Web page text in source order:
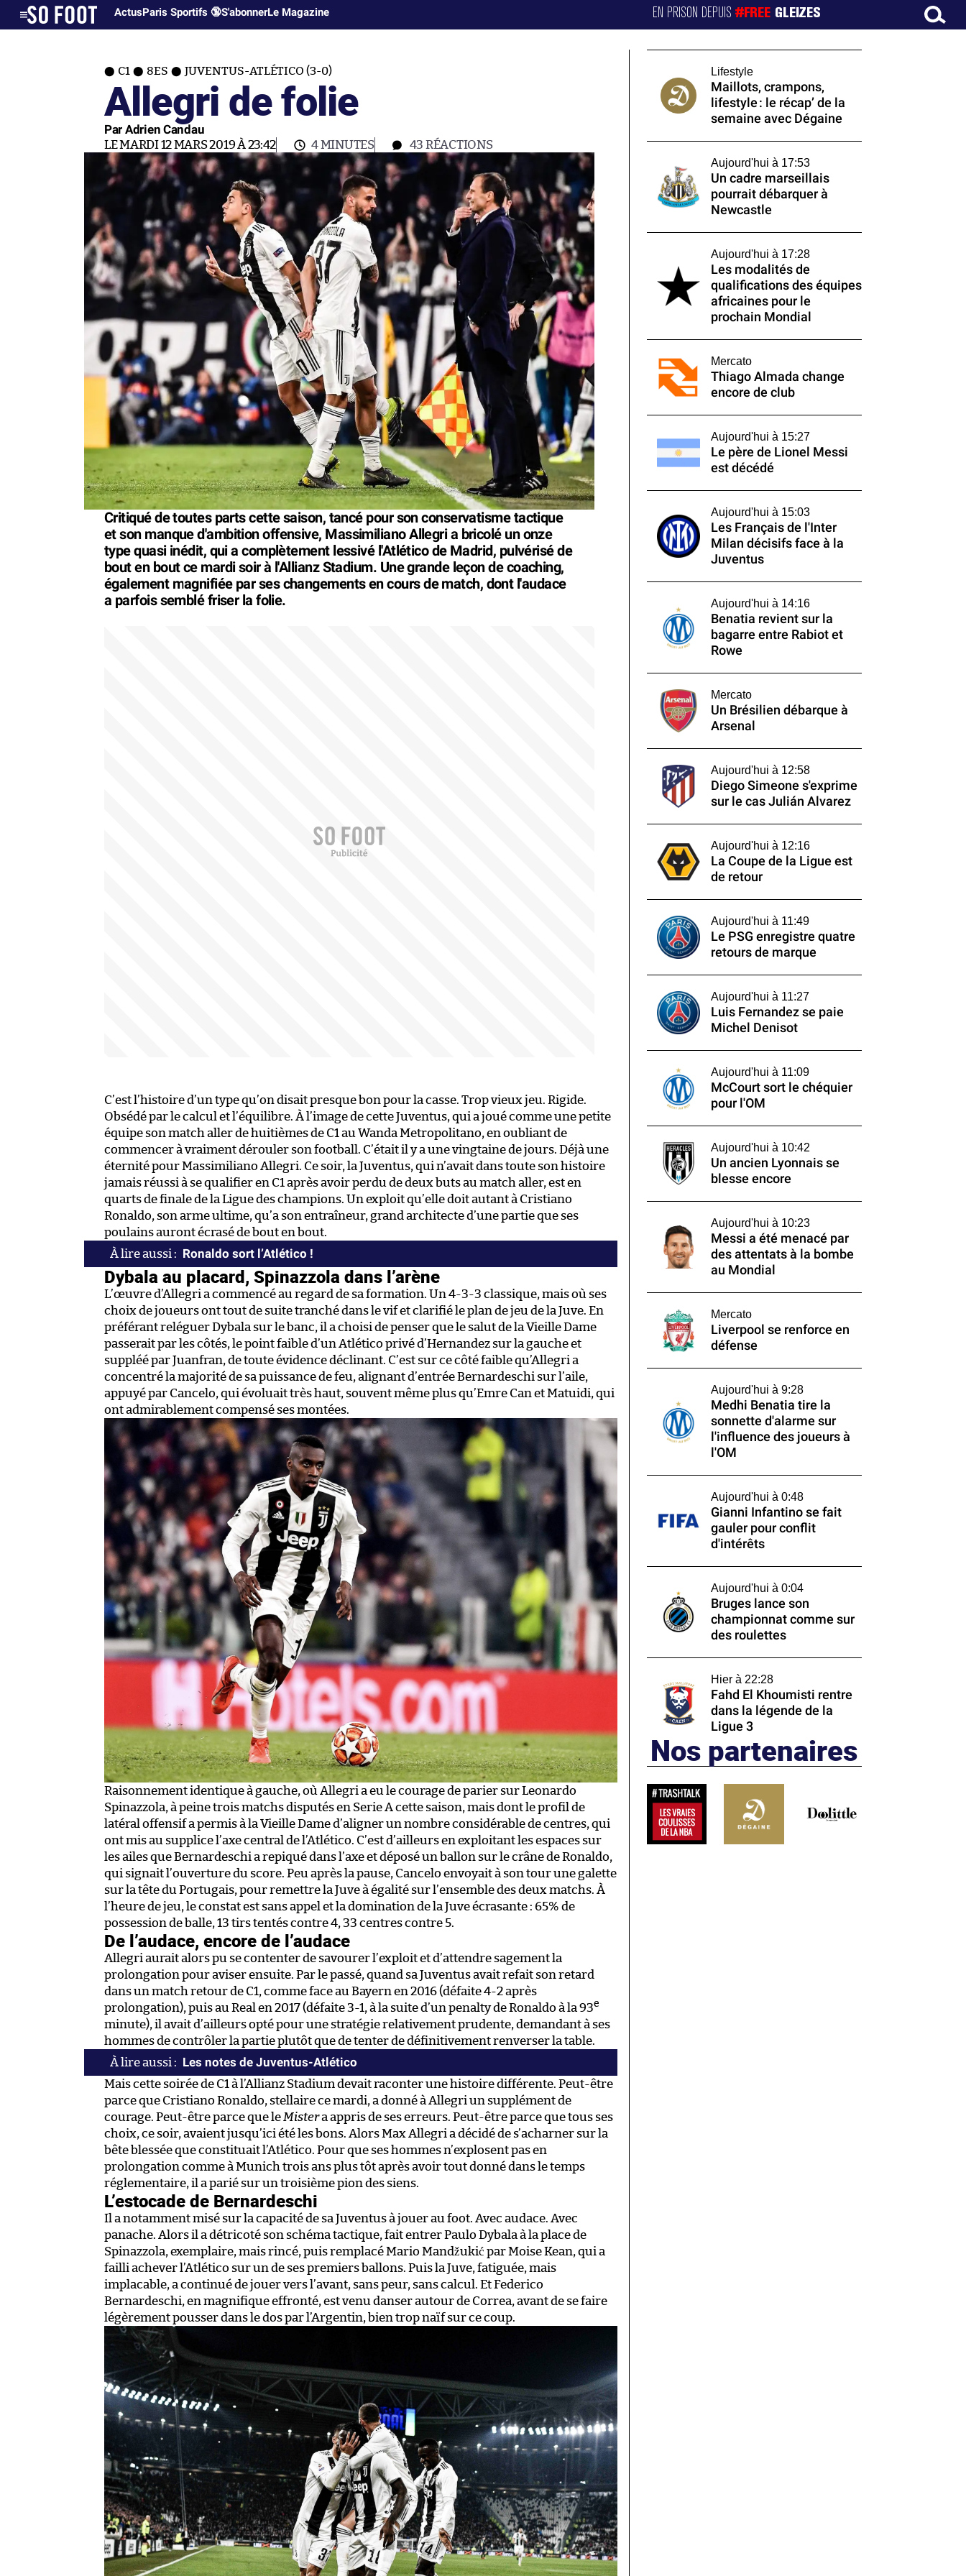
ActusParis Sportifs 🔞S'abonnerLe Magazine EN PRISON DEPUIS#FREE GLEIZES
C1 8ES JUVENTUS-ATLÉTICO (3-0)
Allegri de folie
Par Adrien Candau
LE MARDI 12 MARS 2019 À 23:42 4 MINUTES 43 RÉACTIONS
Critiqué de toutes parts cette saison, tancé pour son conservatisme tactique
et son manque d'ambition offensive, Massimiliano Allegri a bricolé un onze
type quasi inédit, qui a complètement lessivé l'Atlético de Madrid, pulvérisé de
bout en bout ce mardi soir à l'Allianz Stadium. Une grande leçon de coaching,
également magnifiée par ses changements en cours de match, dont l'audace
a parfois semblé friser la folie.
C’est l’histoire d’un type qu’on disait presque bon pour la casse. Trop vieux jeu. Rigide.
Obsédé par le calcul et l’équilibre. À l’image de cette Juventus, qui a joué comme une petite
équipe son match aller de huitièmes de C1 au Wanda Metropolitano, en oubliant de
commencer à vraiment dérouler son football. C’était il y a une vingtaine de jours. Déjà une
éternité pour Massimiliano Allegri. Ce soir, la Juventus, qui n’avait dans toute son histoire
jamais réussi à se qualifier en C1 après avoir perdu de deux buts au match aller, est en
quarts de finale de la Ligue des champions. Un exploit qu’elle doit autant à Cristiano
Ronaldo, son arme ultime, qu’a son entraîneur, grand architecte d’une partie que ses
poulains auront écrasé de bout en bout.
Ronaldo sort l’Atlético !
Dybala au placard, Spinazzola dans l’arène
L’œuvre d’Allegri a commencé au regard de sa formation. Un 4-3-3 classique, mais où ses
choix de joueurs ont tout de suite tranché dans le vif et clarifié le plan de jeu de la Juve. En
préférant reléguer Dybala sur le banc, il a choisi de penser que le salut de la Vieille Dame
passerait par les côtés, le point faible d’un Atlético privé d’Hernandez sur la gauche et
suppléé par Juanfran, de toute évidence déclinant. C’est sur ce côté faible qu’Allegri a
concentré la majorité de sa puissance de feu, alignant d’entrée Bernardeschi sur l’aile,
appuyé par Cancelo, qui évoluait très haut, souvent même plus qu’Emre Can et Matuidi, qui
ont admirablement compensé ses montées.
Raisonnement identique à gauche, où Allegri a eu le courage de parier sur Leonardo
Spinazzola, à peine trois matchs disputés en Serie A cette saison, mais dont le profil de
latéral offensif a permis à la Vieille Dame d’aligner un nombre considérable de centres, qui
ont mis au supplice l’axe central de l’Atlético. C’est d’ailleurs en exploitant les espaces sur
les ailes que Bernardeschi a repiqué dans l’axe et déposé un ballon sur le crâne de Ronaldo,
qui signait l’ouverture du score. Peu après la pause, Cancelo envoyait à son tour une galette
sur la tête du Portugais, pour remettre la Juve à égalité sur l’ensemble des deux matchs. À
l’heure de jeu, le constat est sans appel et la domination de la Juve écrasante : 65% de
possession de balle, 13 tirs tentés contre 4, 33 centres contre 5.
De l’audace, encore de l’audace
Allegri aurait alors pu se contenter de savourer l’exploit et d’attendre sagement la
prolongation pour aviser ensuite. Par le passé, quand sa Juventus avait refait son retard
dans un match retour de C1, comme face au Bayern en 2016 (défaite 4-2 après
prolongation), puis au Real en 2017 (défaite 3-1, à la suite d’un penalty de Ronaldo à la 93e
minute), il avait d’ailleurs opté pour une stratégie relativement prudente, demandant à ses
hommes de contrôler la partie plutôt que de tenter de définitivement renverser la table.
Les notes de Juventus-Atlético
Mais cette soirée de C1 à l’Allianz Stadium devait raconter une histoire différente. Peut-être
parce que Cristiano Ronaldo, stellaire ce mardi, a donné à Allegri un supplément de
courage. Peut-être parce que le Mistera appris de ses erreurs. Peut-être parce que tous ses
choix, ce soir, avaient jusqu’ici été les bons. Alors Max Allegri a décidé de s’acharner sur la
bête blessée que constituait l’Atlético. Pour que ses hommes n’explosent pas en
prolongation comme à Munich trois ans plus tôt après avoir tout donné dans le temps
réglementaire, il a parié sur un troisième pion des siens.
L’estocade de Bernardeschi
Il a notamment misé sur la capacité de sa Juventus à jouer au foot. Avec audace. Avec
panache. Alors il a détricoté son schéma tactique, fait entrer Paulo Dybala à la place de
Spinazzola, exemplaire, mais rincé, puis remplacé Mario Mandžukić par Moise Kean, qui a
failli achever l’Atlético sur un de ses premiers ballons. Puis la Juve, fatiguée, mais
implacable, a continué de jouer vers l’avant, sans peur, sans calcul. Et Federico
Bernardeschi, en magnifique effronté, est venu danser autour de Correa, avant de se faire
légèrement pousser dans le dos par l’Argentin, bien trop naïf sur ce coup.
Lifestyle
Maillots, crampons,
lifestyle : le récap’ de la
semaine avec Dégaine
Aujourd'hui à 17:53
Un cadre marseillais
pourrait débarquer à
Newcastle
Aujourd'hui à 17:28
Les modalités de
qualifications des équipes
africaines pour le
prochain Mondial
Mercato
Thiago Almada change
encore de club
Aujourd'hui à 15:27
Le père de Lionel Messi
est décédé
Aujourd'hui à 15:03
Les Français de l'Inter
Milan décisifs face à la
Juventus
Aujourd'hui à 14:16
Benatia revient sur la
bagarre entre Rabiot et
Rowe
Mercato
Un Brésilien débarque à
Arsenal
Aujourd'hui à 12:58
Diego Simeone s'exprime
sur le cas Julián Alvarez
Aujourd'hui à 12:16
La Coupe de la Ligue est
de retour
Aujourd'hui à 11:49
Le PSG enregistre quatre
retours de marque
Aujourd'hui à 11:27
Luis Fernandez se paie
Michel Denisot
Aujourd'hui à 11:09
McCourt sort le chéquier
pour l'OM
Aujourd'hui à 10:42
Un ancien Lyonnais se
blesse encore
Aujourd'hui à 10:23
Messi a été menacé par
des attentats à la bombe
au Mondial
Mercato
Liverpool se renforce en
défense
Aujourd'hui à 9:28
Medhi Benatia tire la
sonnette d'alarme sur
l'influence des joueurs à
l'OM
Aujourd'hui à 0:48
Gianni Infantino se fait
gauler pour conflit
d'intérêts
Aujourd'hui à 0:04
Bruges lance son
championnat comme sur
des roulettes
Hier à 22:28
Fahd El Khoumisti rentre
dans la légende de la
Ligue 3
Nos partenaires